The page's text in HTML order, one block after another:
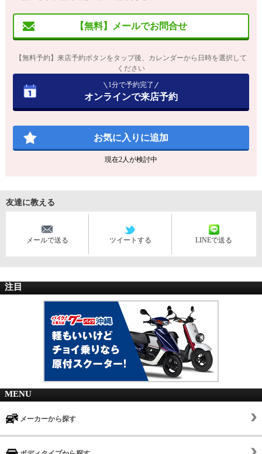
【無料】メールでお問合せ
【無料予約】来店予約ボタンをタップ後、カレンダーから日時を選択して
ください
1分で予約完了
オンラインで来店予約
お気に入りに追加
現在2人が検討中
友達に教える
メールで送る ツイートする LINEで送る
注目
MENU
メーカーから探す